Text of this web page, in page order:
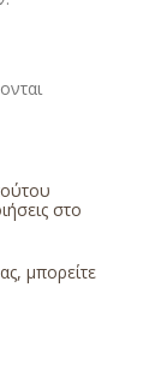
στο
μπορείτε